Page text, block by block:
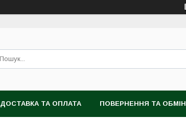
ДОСТАВКА ТА ОПЛАТА ПОВЕРНЕННЯ ТА ОБМІН